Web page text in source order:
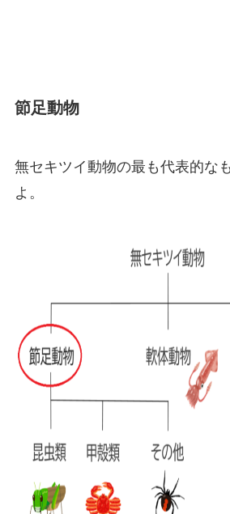
節足動物
無セキツイ動物の最も代表的な
よ。